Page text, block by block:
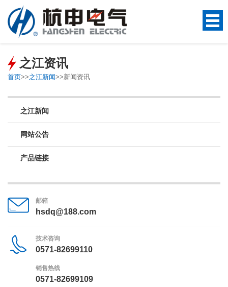
之江资讯
首页>>之江新闻>>新闻资讯
之江新闻
网站公告
产品链接
邮箱
hsdq@188.com
技术咨询
0571-82699110
销售热线
0571-82699109